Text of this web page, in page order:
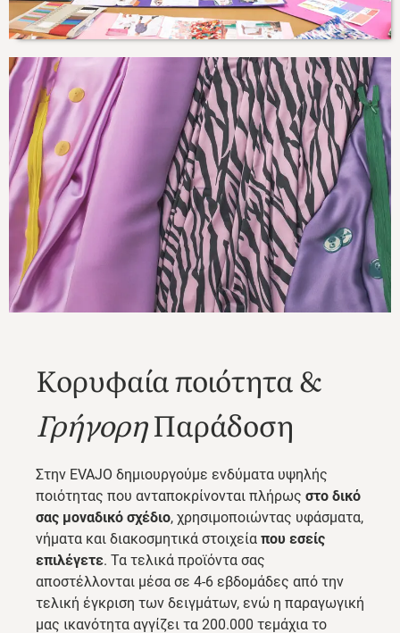
Κορυφαία ποιότητα &
ΓρήγορηΠαράδοση
Στην EVAJO δημιουργούμε ενδύματα υψηλής
ποιότητας που ανταποκρίνονται πλήρως στο δικό
σας μοναδικό σχέδιο, χρησιμοποιώντας υφάσματα,
νήματα και διακοσμητικά στοιχεία που εσείς
επιλέγετε. Τα τελικά προϊόντα σας
αποστέλλονται μέσα σε 4-6 εβδομάδες από την
τελική έγκριση των δειγμάτων, ενώ η παραγωγική
μας ικανότητα αγγίζει τα 200.000 τεμάχια το